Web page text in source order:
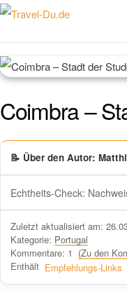
Coimbra –
📝 Über den Autor:
Echtheits-Check:
https://travel-du.de
menschlichen
Zuletzt aktualisiert am:
Kategorie: Portugal
Kommentare: 1 (Zu den
Enthält Empfehlungs-Links